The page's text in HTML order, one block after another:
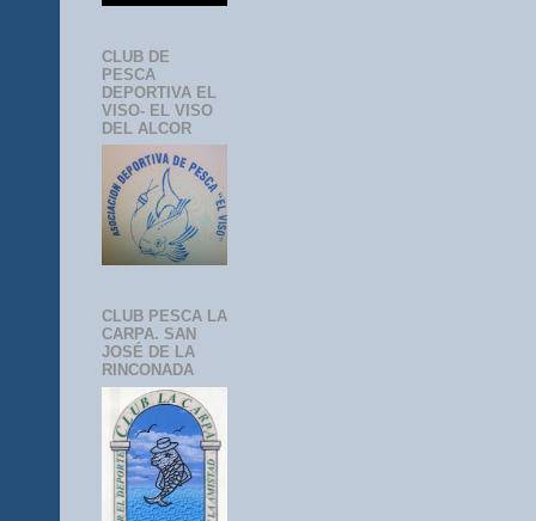
CLUB DE
PESCA
DEPORTIVA EL
VISO- EL VISO
DEL ALCOR
CLUB PESCA LA
CARPA. SAN
JOSÉ DE LA
RINCONADA